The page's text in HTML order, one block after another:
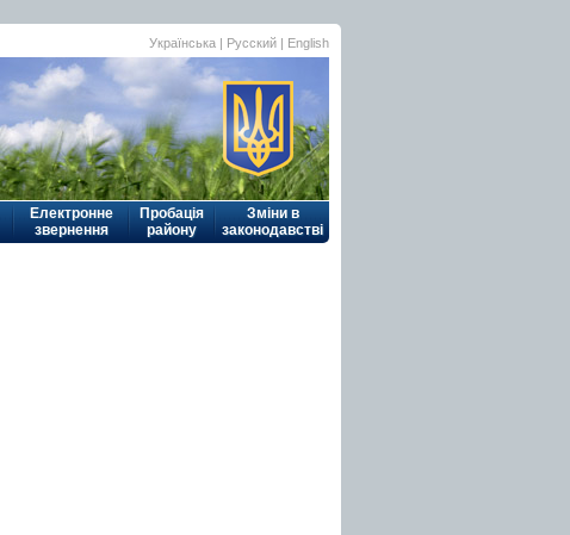
Українська | Русский | English
Електронне
звернення
Пробація
району
Зміни в
законодавстві